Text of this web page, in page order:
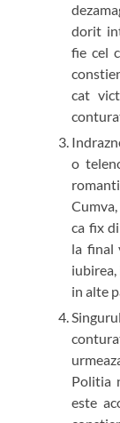
dorit
fie cel
cat
o
ca fix
la final
iubirea,
in alte
Politia
este